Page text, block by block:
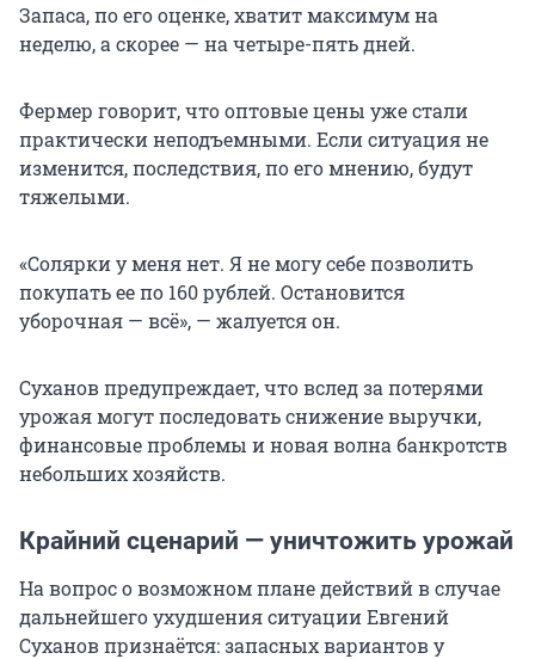
Запаса, по его оценке, хватит максимум на
неделю, а скорее — на четыре-пять дней.
Фермер говорит, что оптовые цены уже стали
практически неподъемными. Если ситуация не
изменится, последствия, по его мнению, будут
тяжелыми.
«Солярки у меня нет. Я не могу себе позволить
покупать ее по 160 рублей. Остановится
уборочная — всё», — жалуется он.
Суханов предупреждает, что вслед за потерями
урожая могут последовать снижение выручки,
финансовые проблемы и новая волна банкротств
небольших хозяйств.
Крайний сценарий — уничтожить урожай
На вопрос о возможном плане действий в случае
дальнейшего ухудшения ситуации Евгений
Суханов признаётся: запасных вариантов у